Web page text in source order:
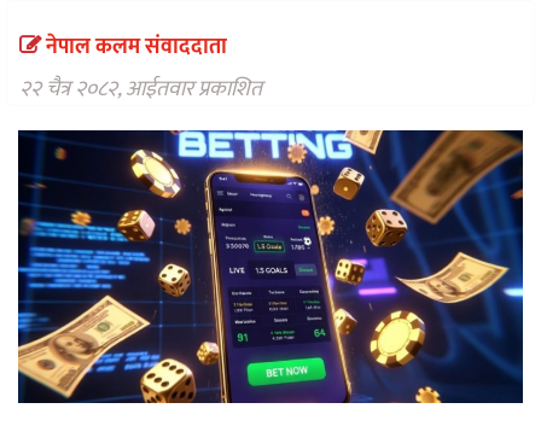
नेपाल कलम संवाददाता
२२ चैत्र २०८२, आईतवार प्रकाशित